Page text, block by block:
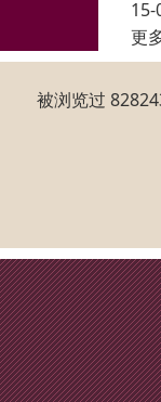
15-
更
被浏览过